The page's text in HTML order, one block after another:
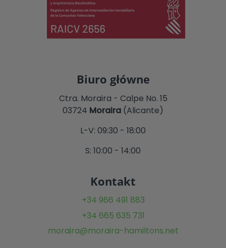
Biuro główne
Ctra. Moraira - Calpe No. 15
03724 Moraira (Alicante)
L-V: 09:30 - 18:00
S: 10:00 - 14:00
Kontakt
+34 966 491 883
+34 665 635 731
moraira@moraira-hamiltons.net